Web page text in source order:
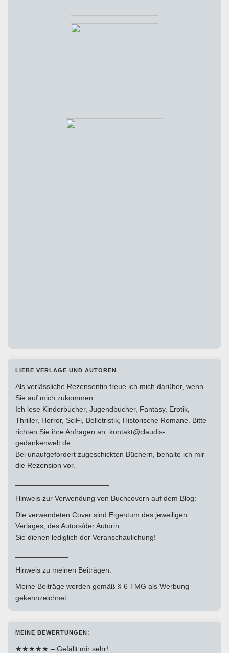
LIEBE VERLAGE UND AUTOREN
Als verlässliche Rezensentin freue ich mich darüber, wenn
Sie auf mich zukommen.
Ich lese Kinderbücher, Jugendbücher, Fantasy, Erotik,
Thriller, Horror, SciFi, Belletristik, Historische Romane. Bitte
richten Sie ihre Anfragen an: kontakt@claudis-
gedankenwelt.de
Bei unaufgefordert zugeschickten Büchern, behalte ich mir
die Rezension vor.
Hinweis zur Verwendung von Buchcovern auf dem Blog:
Die verwendeten Cover sind Eigentum des jeweiligen
Verlages, des Autors/der Autorin.
Sie dienen lediglich der Veranschaulichung!
Hinweis zu meinen Beiträgen:
Meine Beiträge werden gemäß § 6 TMG als Werbung
gekennzeichnet.
MEINE BEWERTUNGEN:
★★★★★ – Gefällt mir sehr!